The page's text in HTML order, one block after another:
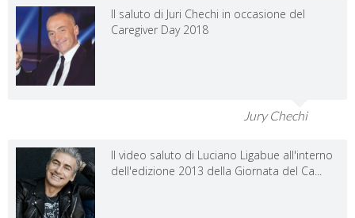
Il saluto di Juri Chechi in occasione del
Caregiver Day 2018
Jury Chechi
Il video saluto di Luciano Ligabue all'interno
dell'edizione 2013 della Giornata del Ca...